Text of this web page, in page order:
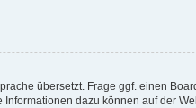
übersetzt. Frage ggf. einen
dazu können auf der